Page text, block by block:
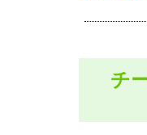
チ